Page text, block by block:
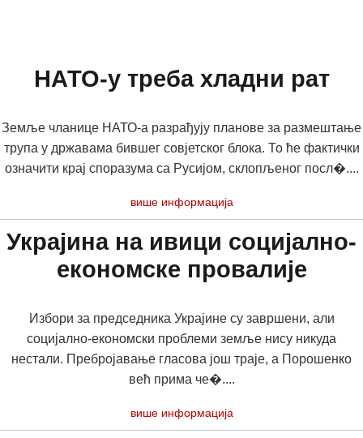
НАТО-у треба хладни рат
Земље чланице НАТО-а разрађују планове за размештање
трупа у државама бившег совјетског блока. То ће фактички
означити крај споразума са Русијом, склопљеног посл�....
више информација
Украјина на ивици социјално-
економске провалије
Избори за предcедника Украјине су завршени, али
социјално-економски проблеми земље нису никуда
нестали. Пребројавање гласова још траје, а Порошенко
већ прима че�....
више информација